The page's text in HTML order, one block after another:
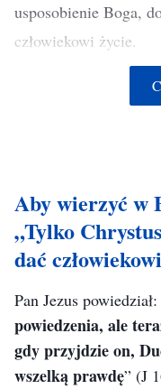
usposobienie Boga,
człowiekowi życie.
wiecznego życia,
„Wcielenie”
wykonuje dzieło
obraz ciała. Aby
najpierw stać się
normalnym
podstawowy
Boga jest to, że Bóg
Bóg w samej swojej
Aby wierzyć w
„Tylko
dać
Pan Jezus
powiedzenia, ale
gdy przyjdzie on,
wszelką prawdę” (J